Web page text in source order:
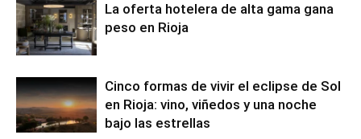
La oferta hotelera de alta gama gana
peso en Rioja
Cinco formas de vivir el eclipse de Sol
en Rioja: vino, viñedos y una noche
bajo las estrellas